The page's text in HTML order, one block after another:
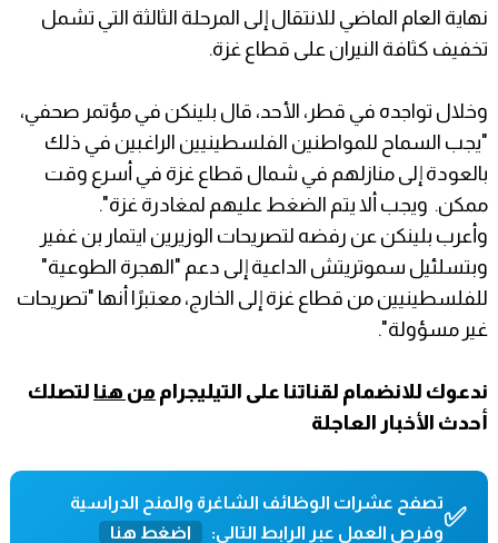
نهاية العام الماضي للانتقال إلى المرحلة الثالثة التي تشمل
تخفيف كثافة النيران على قطاع غزة.
وخلال تواجده في قطر، الأحد، قال بلينكن في مؤتمر صحفي،
"يجب السماح للمواطنين الفلسطينيين الراغبين في ذلك
بالعودة إلى منازلهم في شمال قطاع غزة في أسرع وقت
ممكن. ويجب ألا يتم الضغط عليهم لمغادرة غزة".
وأعرب بلينكن عن رفضه لتصريحات الوزيرين ايتمار بن غفير
وبتسلئيل سموتريتش الداعية إلى دعم "الهجرة الطوعية"
للفلسطينيين من قطاع غزة إلى الخارج، معتبرًا أنها "تصريحات
غير مسؤولة".
ندعوك للانضمام لقناتنا على التيليجرام من هنا لتصلك
أحدث الأخبار العاجلة
✅تصفح عشرات الوظائف الشاغرة والمنح الدراسية
وفرص العمل عبر الرابط التالي:
اضغط هنا